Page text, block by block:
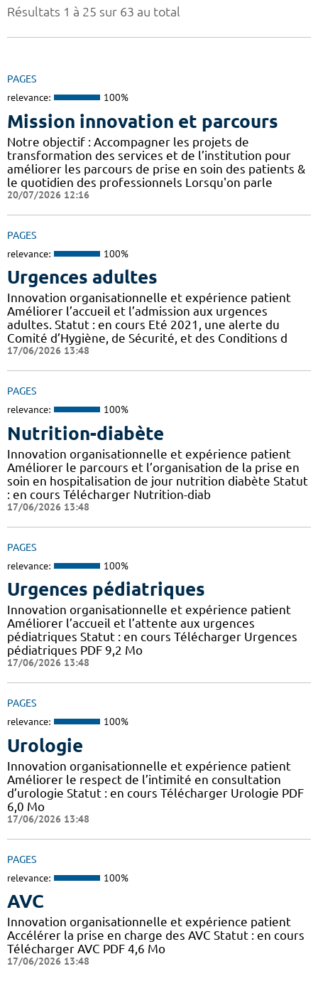
Résultats 1 à 25 sur 63 au total
PAGES
relevance: 100%
Mission innovation et parcours
Notre objectif : Accompagner les projets de
transformation des services et de l’institution pour
améliorer les parcours de prise en soin des patients &
le quotidien des professionnels Lorsqu'on parle
20/07/2026 12:16
PAGES
relevance: 100%
Urgences adultes
Innovation organisationnelle et expérience patient
Améliorer l’accueil et l’admission aux urgences
adultes. Statut : en cours Eté 2021, une alerte du
Comité d’Hygiène, de Sécurité, et des Conditions d
17/06/2026 13:48
PAGES
relevance: 100%
Nutrition-diabète
Innovation organisationnelle et expérience patient
Améliorer le parcours et l’organisation de la prise en
soin en hospitalisation de jour nutrition diabète Statut
: en cours Télécharger Nutrition-diab
17/06/2026 13:48
PAGES
relevance: 100%
Urgences pédiatriques
Innovation organisationnelle et expérience patient
Améliorer l’accueil et l’attente aux urgences
pédiatriques Statut : en cours Télécharger Urgences
pédiatriques PDF 9,2 Mo
17/06/2026 13:48
PAGES
relevance: 100%
Urologie
Innovation organisationnelle et expérience patient
Améliorer le respect de l’intimité en consultation
d’urologie Statut : en cours Télécharger Urologie PDF
6,0 Mo
17/06/2026 13:48
PAGES
relevance: 100%
AVC
Innovation organisationnelle et expérience patient
Accélérer la prise en charge des AVC Statut : en cours
Télécharger AVC PDF 4,6 Mo
17/06/2026 13:48